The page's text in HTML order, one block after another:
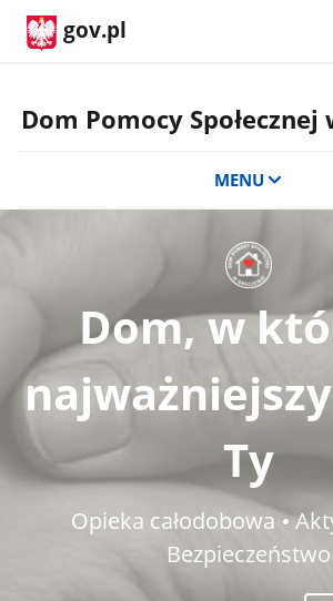
gov.pl
Dom Pomocy Społecznej
MENU
Dom, w
Ty
Opieka całodobowa 𑇐
Bezpieczeństwo